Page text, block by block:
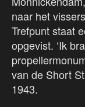
naar het
Trefpunt staat
opgevist. ‘Ik
van de Short
1943.